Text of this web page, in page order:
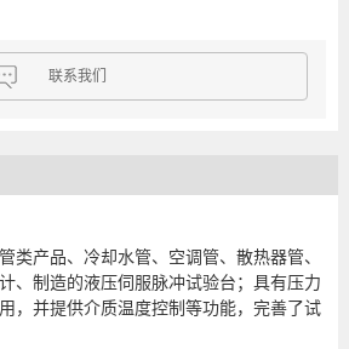
联系我们
类产品、冷却水管、空调管、散热器管、
、制造的液压伺服脉冲试验台；具有压力
，并提供介质温度控制等功能，完善了试